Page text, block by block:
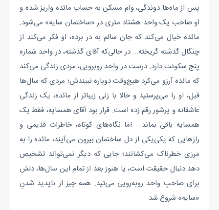
پس از ماه‌ها دوندگی، وام مسکن به حساب مائده واریز شده و
او صاحب یک واحد هشتاد متری در «ساختمان سایه» می‌شود.
مائده خیال می‌کند که جان سالم به در برده، او فکر می‌کند از
چنگال گذشته‌ گریخته... در حالی‌که آقای گذشته، در واحد شماره
پنج سکونت دارد. درست در واحد روبرویی، مردی زندگی می‌کند
که مائده آرزو می‌کرد هیچ‌وقت دوباره نبیندش؛ مردی که سال‌ها
قبل، او را می‌پرستید و حالا با زنی زیباتر از مائده، یک زندگی
عاشقانه و پرشور رقم زده است. قرار بود آقای همسایه، فقط یک
همسایه باقی بماند... اما نگاه‌های کوتاه، خاطرات قدیمی و
رازهایی که یکی‌یکی از دل ساختمان بیرون می‌آیند، مائده را به
مرزی خطرناک می‌کشانند؛ جایی که دیگر نمی‌تواند تشخیص
دهد دنبال حقیقت است، یا هنوز بعد از تمام این سال‌ها، دلش
برای صاحبِ واحد روبه‌رویی می‌تپد. همه چیز از ناپدید شدنِ
«سایه» شروع شد...